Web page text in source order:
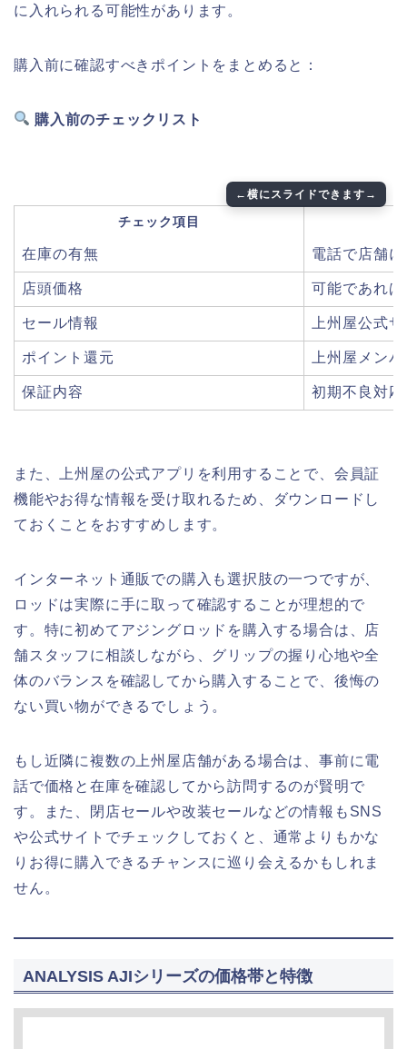
に入れられる可能性があります。
購入前に確認すべきポイントをまとめると：
購入前のチェックリスト
チェック項目
在庫の有無 電話で店舗
店頭価格 可能であれ
セール情報 上州屋公式
ポイント還元 上州屋メン
保証内容 初期不良対
また、上州屋の公式アプリを利用することで、会員証
機能やお得な情報を受け取れるため、ダウンロードし
ておくことをおすすめします。
インターネット通販での購入も選択肢の一つですが、
ロッドは実際に手に取って確認することが理想的で
す。特に初めてアジングロッドを購入する場合は、店
舗スタッフに相談しながら、グリップの握り心地や全
体のバランスを確認してから購入することで、後悔の
ない買い物ができるでしょう。
もし近隣に複数の上州屋店舗がある場合は、事前に電
話で価格と在庫を確認してから訪問するのが賢明で
す。また、閉店セールや改装セールなどの情報もSNS
や公式サイトでチェックしておくと、通常よりもかな
りお得に購入できるチャンスに巡り会えるかもしれま
せん。
ANALYSIS AJIシリーズの価格帯と特徴